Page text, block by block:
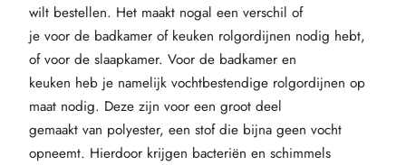
wilt bestellen. Het maakt nogal een verschil of
je voor de badkamer of keuken rolgordijnen nodig hebt,
of voor de slaapkamer. Voor de badkamer en
keuken heb je namelijk vochtbestendige rolgordijnen op
maat nodig. Deze zijn voor een groot deel
gemaakt van polyester, een stof die bijna geen vocht
opneemt. Hierdoor krijgen bacteriën en schimmels